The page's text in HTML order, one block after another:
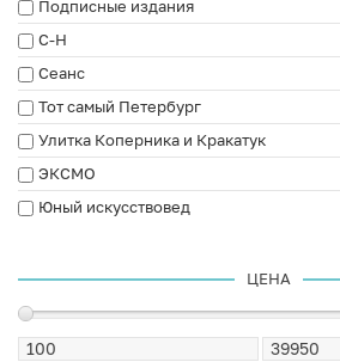
Подписные издания
С-Н
Сеанс
Тот самый Петербург
Улитка Коперника и Кракатук
ЭКСМО
Юный искусствовед
ЦЕНА